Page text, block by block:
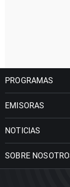
PROGRAMAS
EMISORAS
NOTICIAS
SOBRE